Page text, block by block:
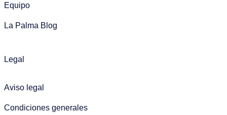
Equipo
La Palma Blog
Legal
Aviso legal
Condiciones generales